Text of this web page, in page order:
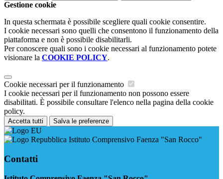
Gestione cookie
In questa schermata è possibile scegliere quali cookie consentire.
I cookie necessari sono quelli che consentono il funzionamento della
piattaforma e non è possibile disabilitarli.
Per conoscere quali sono i cookie necessari al funzionamento potete
visionare la COOKIE POLICY.
Cookie necessari per il funzionamento
I cookie necessari per il funzionamento non possono essere
disabilitati. È possibile consultare l'elenco nella pagina della cookie
policy.
Accetta tutti Salva le preferenze
Istituto Comprensivo Faenza "San Rocco"
Contatti